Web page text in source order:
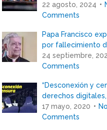
22 agosto, 2024
Comments
Papa Francisco
por fallecimiento
24 septiembre,
Comments
“Desconexión y
derechos
17 mayo, 2020
No
Comments